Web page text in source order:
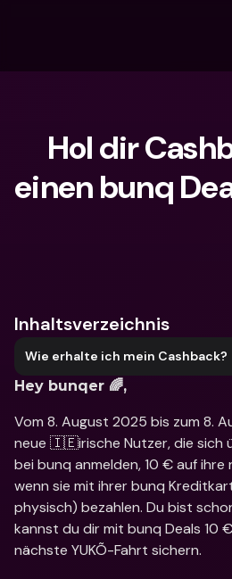
Hol dir
einen bunq
Inhaltsverzeichnis
Wie erhalte ich mein Cashback?
Hey bunqer 🌈,
Vom 8. August 2025 bis zum 8.
neue 🇮🇪irische Nutzer, die sich
bei bunq anmelden, 10 € auf
wenn sie mit ihrer bunq
physisch) bezahlen. Du bist
kannst du dir mit bunq Deals 10
nächste YUKÕ-Fahrt sichern.